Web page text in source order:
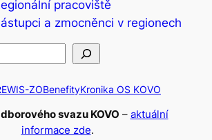
pracoviště
a zmocněnci v regionech
ZOBenefityKronika OS KOVO
svazu KOVO – aktuální
informace zde.